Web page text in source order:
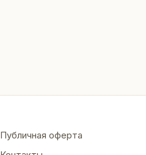
Публичная оферта